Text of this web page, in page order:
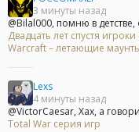
3 минуты назад
@Bilal000, помню в
Двадцать лет спустя
Warcraft – летающие
Lexs
4 минуты назад
@VictorCaesar, Хах, а
Total War серия игр